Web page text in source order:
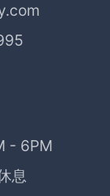
- 6PM
息